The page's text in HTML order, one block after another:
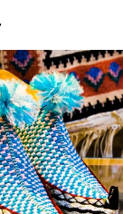
7.